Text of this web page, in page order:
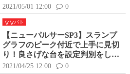
別の理由や根拠を紹介！
2021/05/01 12:00 0
ななバト
【ニューパルサーSP3】スランプ
グラフのピーク付近で上手に見切
り！良さげな台を設定判別をしな
がら打ってみた
2021/04/25 12:00 0